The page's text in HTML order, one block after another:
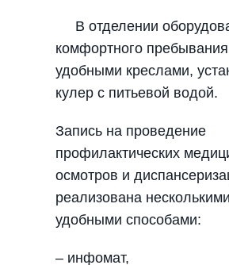
В отделении
комфортного
удобными креслами,
кулер с питьевой водой.
Запись на проведение
профилактических
осмотров и
реализована несколькими
удобными способами:
– инфомат,